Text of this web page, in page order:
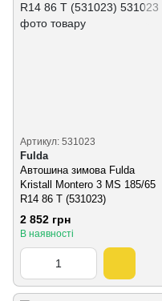
Артикул: 531023
Fulda
Автошина зимова Fulda
Kristall Montero 3 MS 185/65
R14 86 T (531023)
2 852 грн
В наявності